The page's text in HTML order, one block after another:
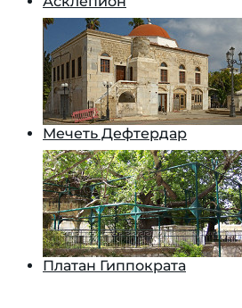
Мечеть Дефтердар
Платан Гиппократа